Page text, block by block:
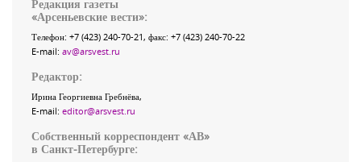
Редакция газеты
«Арсеньевские вести»:
Телефон: +7 (423) 240-70-21, факс: +7 (423) 240-70-22
E-mail: av@arsvest.ru
Редактор:
Ирина Георгиевна Гребнёва,
E-mail: editor@arsvest.ru
Собственный корреспондент «АВ»
в Санкт-Петербурге: